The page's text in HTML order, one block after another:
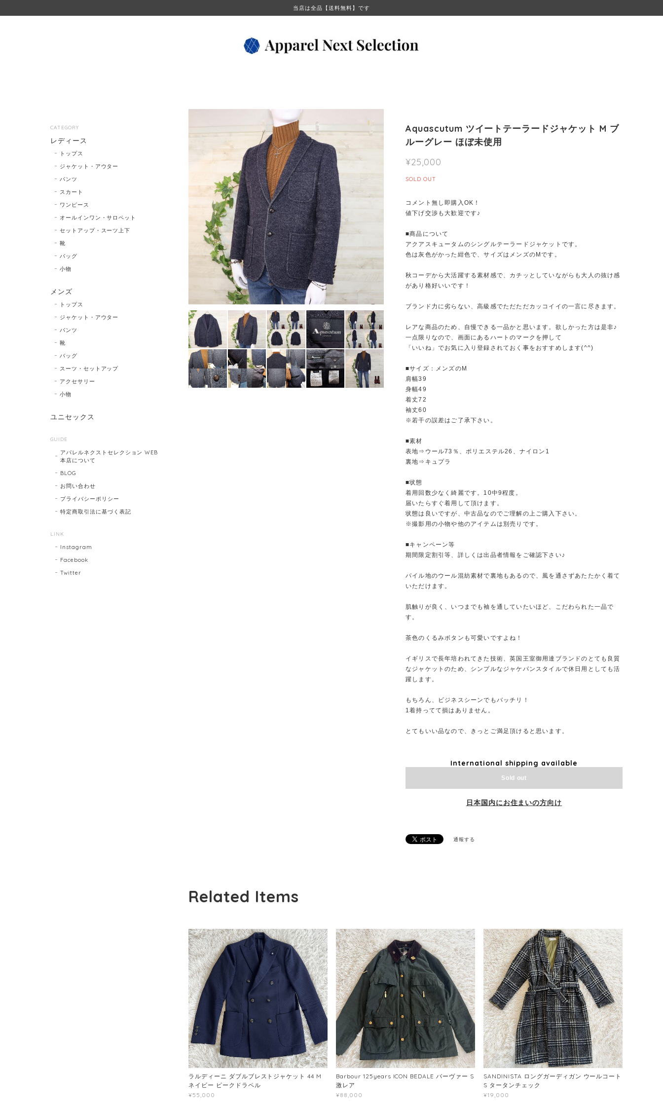
当店は全品【送料無料】です
Aquascutum ツイートテーラードジャケット M ブ
ルーグレー ほぼ未使用
¥25,000
SOLD OUT
コメント無し即購入OK！
値下げ交渉も大歓迎です♪
■商品について
アクアスキュータムのシングルテーラードジャケットです。
色は灰色がかった紺色で、サイズはメンズのMです。
秋コーデから大活躍する素材感で、カチッとしていながらも大人の抜け感
があり格好いいです！
ブランド力に劣らない、高級感でただただカッコイイの一言に尽きます。
レアな商品のため、自慢できる一品かと思います。欲しかった方は是非♪
一点限りなので、画面にあるハートのマークを押して
「いいね」でお気に入り登録されておく事をおすすめします(^^)
■サイズ：メンズのM
肩幅39
身幅49
着丈72
袖丈60
※若干の誤差はご了承下さい。
■素材
表地⇒ウール73％、ポリエステル26、ナイロン1
裏地⇒キュプラ
■状態
着用回数少なく綺麗です。10中9程度。
届いたらすぐ着用して頂けます。
状態は良いですが、中古品なのでご理解の上ご購入下さい。
※撮影用の小物や他のアイテムは別売りです。
■キャンペーン等
期間限定割引等、詳しくは出品者情報をご確認下さい♪
パイル地のウール混紡素材で裏地もあるので、風を通さずあたたかく着て
いただけます。
肌触りが良く、いつまでも袖を通していたいほど、こだわられた一品で
す。
茶色のくるみボタンも可愛いですよね！
イギリスで長年培われてきた技術、英国王室御用達ブランドのとても良質
なジャケットのため、シンプルなジャケパンスタイルで休日用としても活
躍します。
もちろん、ビジネスシーンでもバッチリ！
1着持ってて損はありません。
とてもいい品なので、きっとご満足頂けると思います。
International shipping available
Sold out
日本国内にお住まいの方向け
通報する
Related Items
ラルディーニ ダブルブレストジャケット 44 M
ネイビー ピークドラペル
¥55,000
Barbour 125years ICON BEDALE バーヴァー S
激レア
¥88,000
SANDINISTA ロングガーディガン ウールコート
S タータンチェック
¥19,000
CATEGORY
レディース
トップス
ジャケット・アウター
パンツ
スカート
ワンピース
オールインワン・サロペット
セットアップ・スーツ上下
靴
バッグ
小物
メンズ
トップス
ジャケット・アウター
パンツ
靴
バッグ
スーツ・セットアップ
アクセサリー
小物
ユニセックス
GUIDE
アパレルネクストセレクション WEB
本店について
BLOG
お問い合わせ
プライバシーポリシー
特定商取引法に基づく表記
LINK
Instagram
Facebook
Twitter